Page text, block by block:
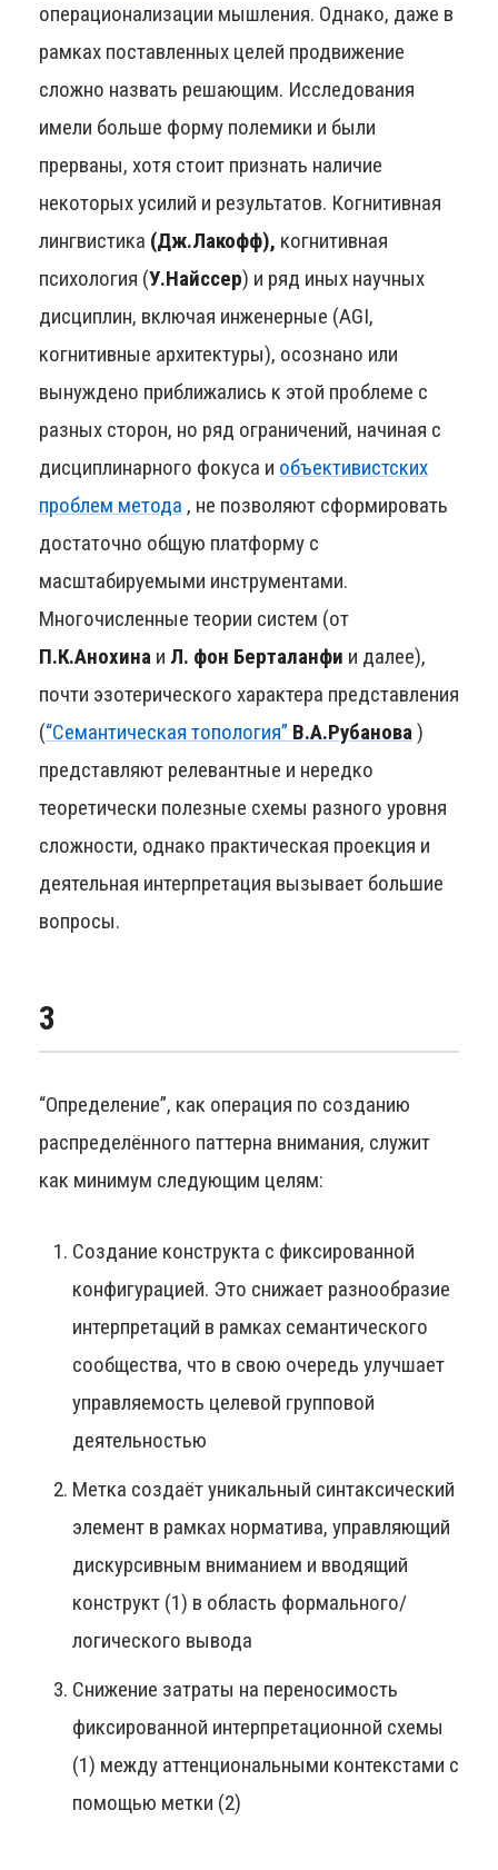
операционализации мышления. Однако, даже в
рамках поставленных целей продвижение
сложно назвать решающим. Исследования
имели больше форму полемики и были
прерваны, хотя стоит признать наличие
некоторых усилий и результатов. Когнитивная
лингвистика (Дж.Лакофф), когнитивная
психология (У.Найссер) и ряд иных научных
дисциплин, включая инженерные (AGI,
когнитивные архитектуры), осознано или
вынуждено приближались к этой проблеме с
разных сторон, но ряд ограничений, начиная с
дисциплинарного фокуса и объективистских
проблем метода , не позволяют сформировать
достаточно общую платформу с
масштабируемыми инструментами.
Многочисленные теории систем (от
П.К.Анохина и Л. фон Берталанфи и далее),
почти эзотерического характера представления
(“Семантическая топология” В.А.Рубанова)
представляют релевантные и нередко
теоретически полезные схемы разного уровня
сложности, однако практическая проекция и
деятельная интерпретация вызывает большие
вопросы.
3
“Определение”, как операция по созданию
распределённого паттерна внимания, служит
как минимум следующим целям:
Создание конструкта с фиксированной
конфигурацией. Это снижает разнообразие
интерпретаций в рамках семантического
сообщества, что в свою очередь улучшает
управляемость целевой групповой
деятельностью
Метка создаёт уникальный синтаксический
элемент в рамках норматива, управляющий
дискурсивным вниманием и вводящий
конструкт (1) в область формального/
логического вывода
Снижение затраты на переносимость
фиксированной интерпретационной схемы
(1) между аттенциональными контекстами с
помощью метки (2)